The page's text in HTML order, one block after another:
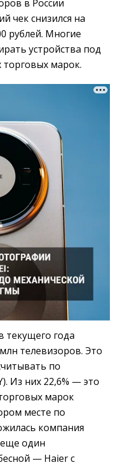
в России
чек снизился на
рублей. Многие
устройства под
марок.
текущего года
телевизоров. Это
по
Из них 22,6% — это
марок
месте по
компания
еще один
— Haier с